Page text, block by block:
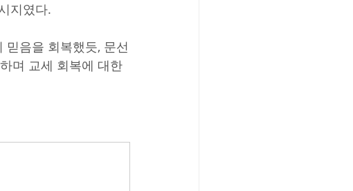
지였다.
믿음을 회복했듯, 문선
며 교세 회복에 대한